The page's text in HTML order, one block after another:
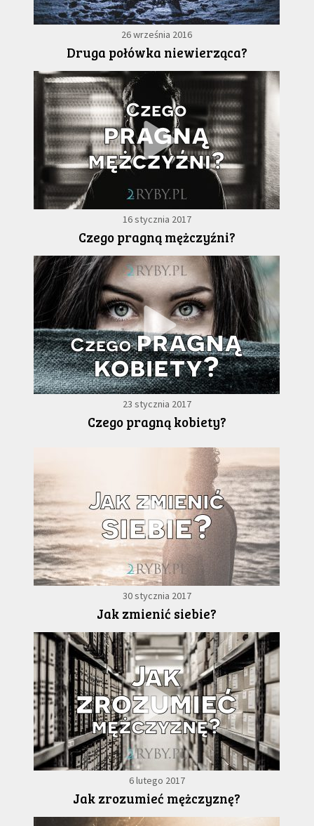
26 września 2016
Druga połówka niewierząca?
16 stycznia 2017
Czego pragną mężczyźni?
23 stycznia 2017
Czego pragną kobiety?
30 stycznia 2017
Jak zmienić siebie?
6 lutego 2017
Jak zrozumieć mężczyznę?